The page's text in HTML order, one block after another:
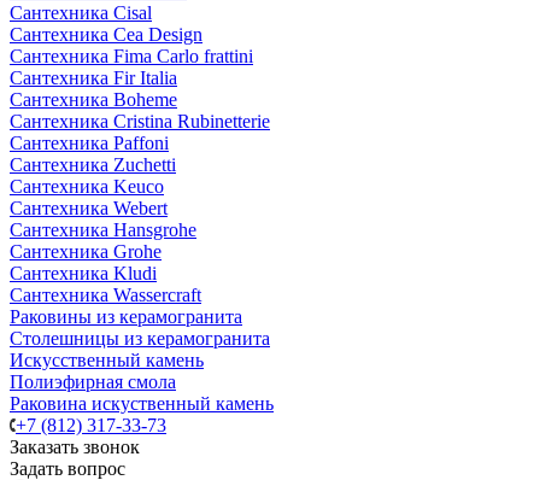
Сантехника Cisal
Сантехника Cea Design
Сантехника Fima Carlo frattini
Сантехника Fir Italia
Сантехника Boheme
Сантехника Cristina Rubinetterie
Сантехника Paffoni
Сантехника Zuchetti
Сантехника Keuco
Сантехника Webert
Сантехника Hansgrohe
Сантехника Grohe
Сантехника Kludi
Сантехника Wassercraft
Раковины из керамогранита
Столешницы из керамогранита
Искусственный камень
Полиэфирная смола
Раковина искуственный камень
+7 (812) 317-33-73
Заказать звонок
Задать вопрос